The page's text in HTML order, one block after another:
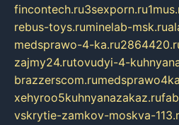
fincontech.ru3sexporn.ru
rebus-toys.ruminelab-msk.ru
medsprawo-4-ka.ru
zajmy24.rutovudyi-4-
brazzerscom.ru
xehyroo5kuhnyanazakaz.ru
vskrytie-zamkov-moskva-